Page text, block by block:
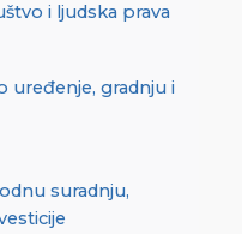
i ljudska prava
uređenje, gradnju i
suradnju,